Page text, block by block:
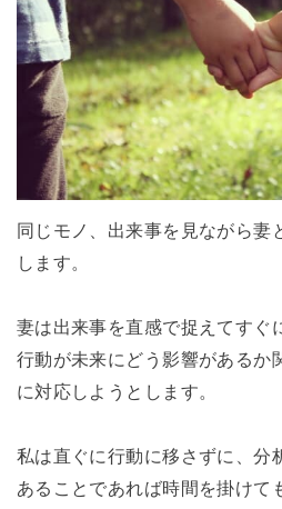
同じモノ、出来事を見ながら妻
します。
妻は出来事を直感で捉えてすぐ
行動が未来にどう影響があるか
に対応しようとします。
私は直ぐに行動に移さずに、分
あることであれば時間を掛けて